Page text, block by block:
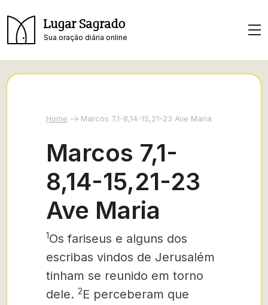
Lugar Sagrado
Sua oração diária online
Home Marcos 7,1-8,14-15,21-23 Ave Maria
Marcos 7,1-
8,14-15,21-23
Ave Maria
1Os fariseus e alguns dos
escribas vindos de Jerusalém
tinham se reunido em torno
dele. 2E perceberam que